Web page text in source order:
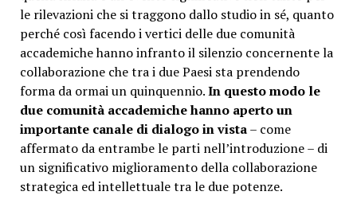
le rilevazioni che si traggono dallo studio in sé, quanto
perché così facendo i vertici delle due comunità
accademiche hanno infranto il silenzio concernente la
collaborazione che tra i due Paesi sta prendendo
forma da ormai un quinquennio.In questo modo le
due comunità accademiche hanno aperto un
importante canale di dialogo in vista– come
affermato da entrambe le parti nell’introduzione – di
un significativo miglioramento della collaborazione
strategica ed intellettuale tra le due potenze.